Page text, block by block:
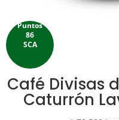
Puntos
86
SCA
Café Divisas
Caturrón